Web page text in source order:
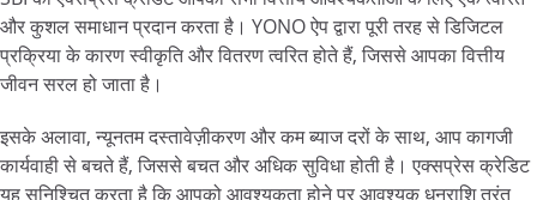
और कुशल समाधान प्रदान करता है। YONO ऐप द्वारा पूरी तरह से डिजिटल
प्रक्रिया के कारण स्वीकृति और वितरण त्वरित होते हैं, जिससे आपका वित्तीय
जीवन सरल हो जाता है।
इसके अलावा, न्यूनतम दस्तावेज़ीकरण और कम ब्याज दरों के साथ, आप कागजी
कार्यवाही से बचते हैं, जिससे बचत और अधिक सुविधा होती है। एक्सप्रेस क्रेडिट
यह सुनिश्चित करता है कि आपको आवश्यकता होने पर आवश्यक धनराशि तुरंत